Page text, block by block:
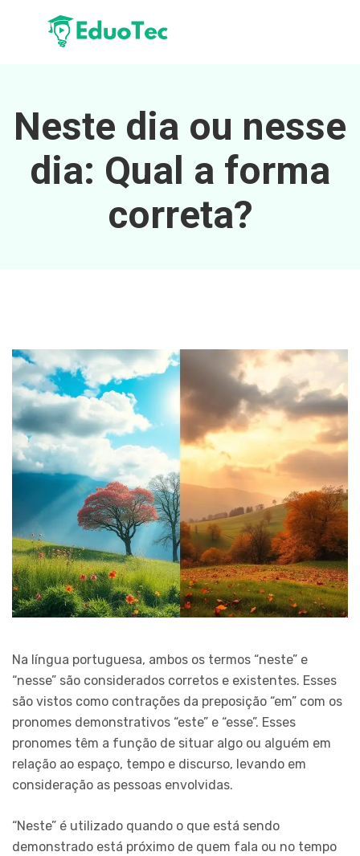
Neste dia ou nesse
dia: Qual a forma
correta?
Na língua portuguesa, ambos os termos “neste” e
“nesse” são considerados corretos e existentes. Esses
são vistos como contrações da preposição “em” com os
pronomes demonstrativos “este” e “esse”. Esses
pronomes têm a função de situar algo ou alguém em
relação ao espaço, tempo e discurso, levando em
consideração as pessoas envolvidas.
“Neste” é utilizado quando o que está sendo
demonstrado está próximo de quem fala ou no tempo